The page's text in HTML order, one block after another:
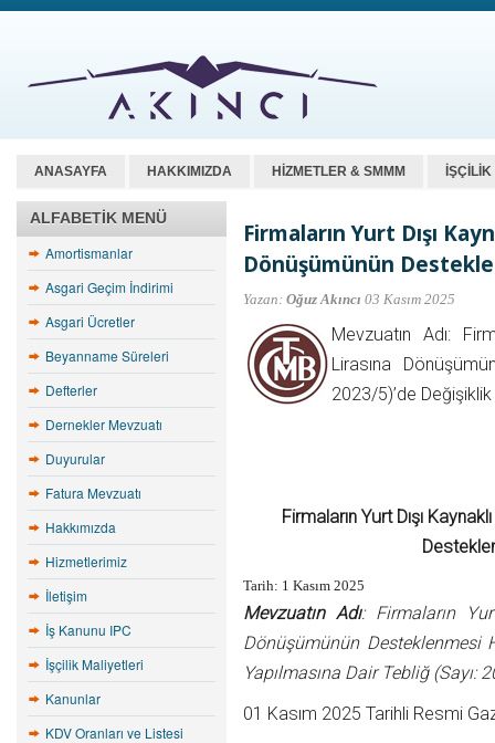
ANASAYFA HAKKIMIZDA HİZMETLER & SMMM
ALFABETIK MENÜ
Amortismanlar
Asgari Geçim İndirimi
Asgari Ücretler
Beyanname Süreleri
Defterler
Dernekler Mevzuatı
Duyurular
Fatura Mevzuatı
Hakkımızda
Hizmetlerimiz
İletişim
İş Kanunu IPC
İşçilik Maliyetleri
Kanunlar
KDV Oranları ve Listesi
Firmaların Yurt Dışı
Dönüşümünün
Yazan: Oğuz Akıncı 03 Kasım 2025
Mevzuatın Adı:
Lirasına
2023/5)’de
Firmaların Yurt Dışı
Tarih: 1 Kasım 2025
Mevzuatın Adı: Firmaların
Dönüşümünün Desteklenmesi
Yapılmasına Dair Tebliğ (Sayı:
01 Kasım 2025 Tarihli Resmi